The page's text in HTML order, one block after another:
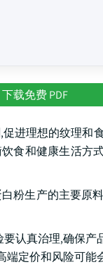
下载免费 PDF
进理想的纹理和
食和健康生活方
粉生产的主要原
认真治理,确保产
定价和风险可能